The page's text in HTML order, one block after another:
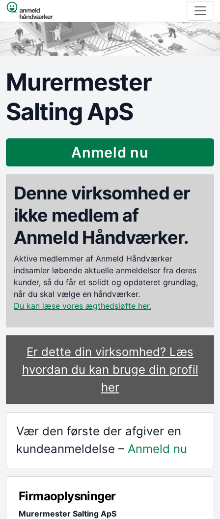
Spring til indhold
Murermester
Salting ApS
Anmeld nu
Denne virksomhed er
ikke medlem af
Anmeld Håndværker.
Aktive medlemmer af Anmeld Håndværker
indsamler løbende aktuelle anmeldelser fra deres
kunder, så du får et solidt og opdateret grundlag,
når du skal vælge en håndværker.
Du kan læse vores ægthedsløfte her.
Er dette din virksomhed? Læs
hvordan du kan bruge din profil
her
Vær den første der afgiver en
kundeanmeldelse – Anmeld nu
Firmaoplysninger
Murermester Salting ApS